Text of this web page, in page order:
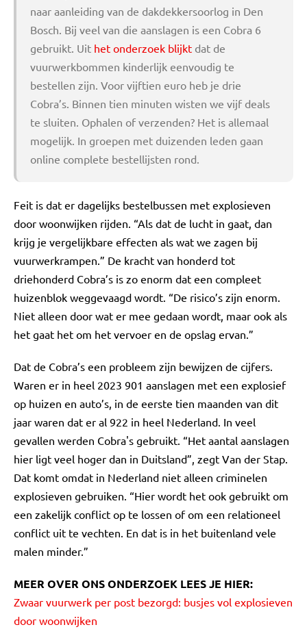
naar aanleiding van de dakdekkersoorlog in Den
Bosch. Bij veel van die aanslagen is een Cobra 6
gebruikt. Uit het onderzoek blijkt dat de
vuurwerkbommen kinderlijk eenvoudig te
bestellen zijn. Voor vijftien euro heb je drie
Cobra’s. Binnen tien minuten wisten we vijf deals
te sluiten. Ophalen of verzenden? Het is allemaal
mogelijk. In groepen met duizenden leden gaan
online complete bestellijsten rond.
Feit is dat er dagelijks bestelbussen met explosieven
door woonwijken rijden. “Als dat de lucht in gaat, dan
krijg je vergelijkbare effecten als wat we zagen bij
vuurwerkrampen.” De kracht van honderd tot
driehonderd Cobra’s is zo enorm dat een compleet
huizenblok weggevaagd wordt. “De risico’s zijn enorm.
Niet alleen door wat er mee gedaan wordt, maar ook als
het gaat het om het vervoer en de opslag ervan.”
Dat de Cobra’s een probleem zijn bewijzen de cijfers.
Waren er in heel 2023 901 aanslagen met een explosief
op huizen en auto’s, in de eerste tien maanden van dit
jaar waren dat er al 922 in heel Nederland. In veel
gevallen werden Cobra's gebruikt. “Het aantal aanslagen
hier ligt veel hoger dan in Duitsland”, zegt Van der Stap.
Dat komt omdat in Nederland niet alleen criminelen
explosieven gebruiken. “Hier wordt het ook gebruikt om
een zakelijk conflict op te lossen of om een relationeel
conflict uit te vechten. En dat is in het buitenland vele
malen minder.”
MEER OVER ONS ONDERZOEK LEES JE HIER:
Zwaar vuurwerk per post bezorgd: busjes vol explosieven
door woonwijken